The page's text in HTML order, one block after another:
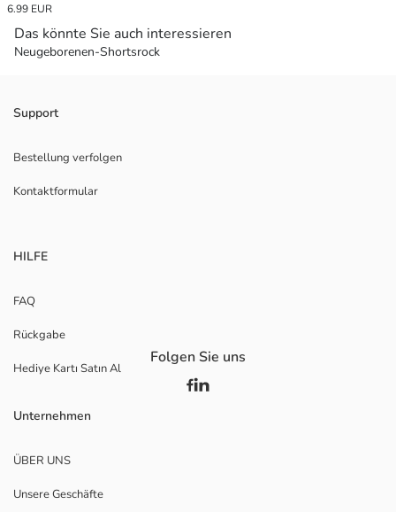
6.99 EUR
Das könnte Sie auch interessieren
Neugeborenen-Shortsrock
Support
Bestellung verfolgen
Kontaktformular
HILFE
FAQ
Rückgabe
Hediye Kartı Satın Al
Unternehmen
ÜBER UNS
Unsere Geschäfte
Folgen Sie uns